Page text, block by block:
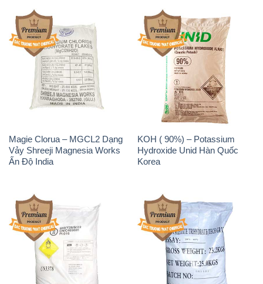
Sodium Benzoate – Mốc Bột
Chữ Cam Food Grade Trung
Quốc China
Sodium Bicarbonate – Bicar
NaHCO3 Food Grade 3 Chữ
GGG Bao Jumbo ( Bành )
Trung Quốc China
Phèn Nhôm – Al2(SO4)3 17%
Trung Quốc China
Sodium Sulfide NA2S – Đá
Thối Liyuan Trung Quốc China